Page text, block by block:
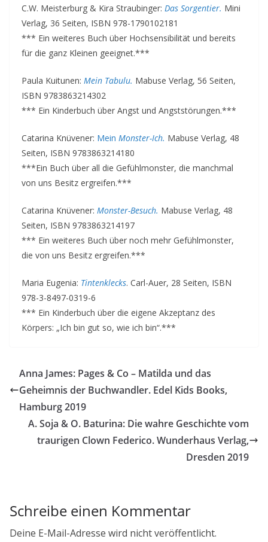
C.W. Meisterburg & Kira Straubinger: Das Sorgentier. Mini
Verlag, 36 Seiten, ISBN 978-1790102181
*** Ein weiteres Buch über Hochsensibilität und bereits
für die ganz Kleinen geeignet.***
Paula Kuitunen: Mein Tabulu. Mabuse Verlag, 56 Seiten,
ISBN 9783863214302
*** Ein Kinderbuch über Angst und Angststörungen.***
Catarina Knüvener: Mein Monster-Ich. Mabuse Verlag, 48
Seiten, ISBN 9783863214180
***Ein Buch über all die Gefühlmonster, die manchmal
von uns Besitz ergreifen.***
Catarina Knüvener: Monster-Besuch. Mabuse Verlag, 48
Seiten, ISBN 9783863214197
*** Ein weiteres Buch über noch mehr Gefühlmonster,
die von uns Besitz ergreifen.***
Maria Eugenia: Tintenklecks. Carl-Auer, 28 Seiten, ISBN
978-3-8497-0319-6
*** Ein Kinderbuch über die eigene Akzeptanz des
Körpers: „Ich bin gut so, wie ich bin“.***
Anna James: Pages & Co – Matilda und das
Geheimnis der Buchwandler. Edel Kids Books,
Hamburg 2019
A. Soja & O. Baturina: Die wahre Geschichte vom
traurigen Clown Federico. Wunderhaus Verlag,
Dresden 2019
Schreibe einen Kommentar
Deine E-Mail-Adresse wird nicht veröffentlicht.